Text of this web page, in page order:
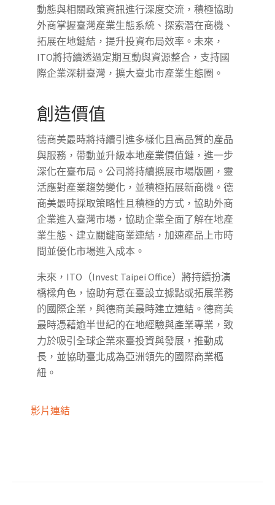
動態與相關政策資訊進行深度交流，積極協助
外商掌握臺灣產業生態系統、探索潛在商機、
拓展在地鏈結，提升投資布局效率。未來，
ITO將持續透過定期互動與資源整合，支持國
際企業深耕臺灣，擴大臺北市產業生態圈。
創造價值
德商美最時將持續引進多樣化且高品質的產品
與服務，帶動並升級本地產業價值鏈，進一步
深化在臺布局。公司將持續擴展市場版圖，靈
活應對產業趨勢變化，並積極拓展新商機。德
商美最時採取策略性且積極的方式，協助外商
企業進入臺灣市場，協助企業全面了解在地產
業生態、建立關鍵商業連結，加速產品上市時
間並優化市場進入成本。
未來，ITO（Invest Taipei Office）將持續扮演
橋樑角色，協助有意在臺設立據點或拓展業務
的國際企業，與德商美最時建立連結。德商美
最時憑藉逾半世紀的在地經驗與產業專業，致
力於吸引全球企業來臺投資與發展，推動成
長，並協助臺北成為亞洲領先的國際商業樞
紐。
影片連結